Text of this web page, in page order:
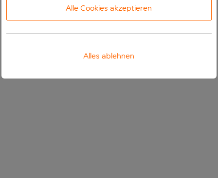
Alle Cookies akzeptieren
Alles ablehnen